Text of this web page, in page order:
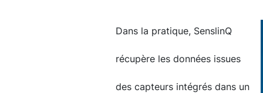
Dans la pratique, SenslinQ
récupère les données issues
des capteurs intégrés dans un